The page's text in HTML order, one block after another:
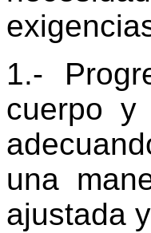
1.-
cuerpo y
una
ajustada